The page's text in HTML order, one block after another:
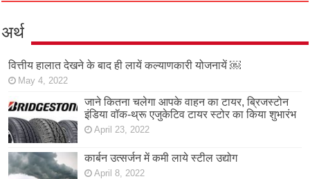
अर्थ
वित्तीय हालात देखने के बाद ही लायें कल्याणकारी योजनायें ￼
May 4, 2022
जाने कितना चलेगा आपके वाहन का टायर, ब्रिजस्टोन
इंडिया वॉक-थ्रू एजुकेटिव टायर स्टोर का किया शुभारंभ
April 23, 2022
कार्बन उत्सर्जन में कमी लाये स्टील उद्योग
April 8, 2022